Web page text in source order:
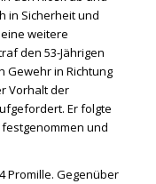
in Sicherheit und
weitere
den 53-Jährigen
Gewehr in Richtung
Vorhalt der
Er folgte
und
Promille. Gegenüber